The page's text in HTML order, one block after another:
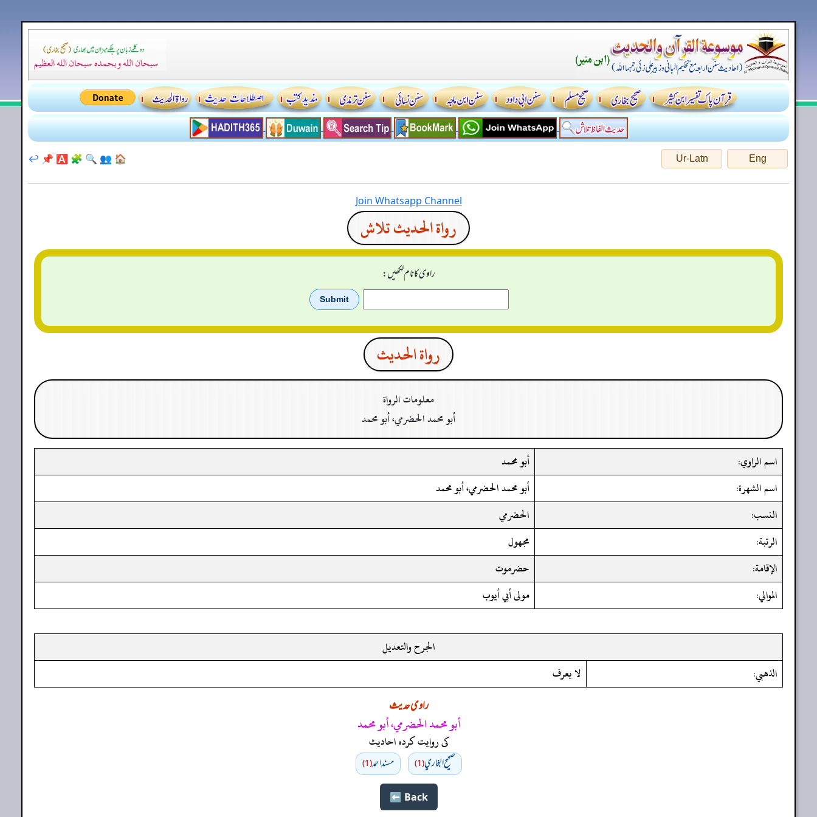
Eng
Ur-Latn
🏠
👥
🔍
🧩
🅰️
📌
↩️
Join Whatsapp Channel
رواة الحديث تلاش
راوی کا نام لکھیں:
رواة الحدیث
معلومات الرواة
أبو محمد الحضرمي، أبو محمد
اسم الراوي:
أبو محمد
اسم الشهرة:
أبو محمد الحضرمي، أبو محمد
النسب:
الحضرمي
الرتبة:
مجهول
الإقامة:
حضرموت
الموالي:
مولى أبي أيوب
الجرح والتعديل
الذهبي:
لا يعرف
راوی حدیث
أبو محمد الحضرمي، أبو محمد
کی روایت کردہ احادیث
صحيح البخاري(1) مسند احمد(1)
Back ⬅️